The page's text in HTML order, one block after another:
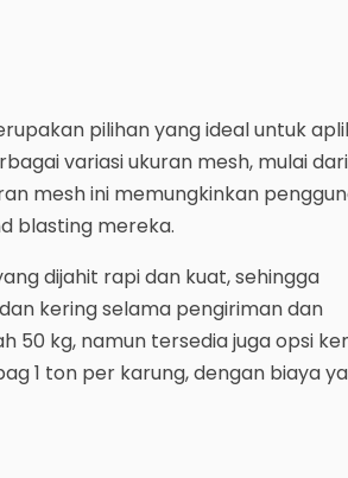
pilihan yang ideal untuk
variasi ukuran mesh, mulai
mesh ini memungkinkan
blasting mereka.
dijahit rapi dan kuat, sehingga
kering selama pengiriman dan
50 kg, namun tersedia juga opsi
1 ton per karung, dengan biaya